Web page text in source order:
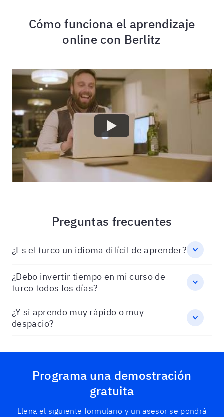
Cómo funciona el aprendizaje
online con Berlitz
Preguntas frecuentes
¿Es el turco un idioma difícil de aprender?
¿Debo invertir tiempo en mi curso de
turco todos los días?
¿Y si aprendo muy rápido o muy
despacio?
Programa una demostración
gratuita
Llena el siguiente formulario y un asesor se pondrá